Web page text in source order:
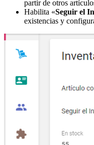
partir de otros
Habilita «Seguir el
existencias y